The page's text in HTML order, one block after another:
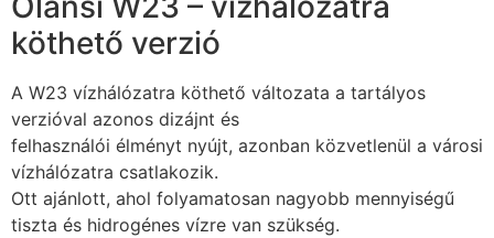
köthető verzió
A W23 vízhálózatra köthető változata a tartályos
verzióval azonos dizájnt és
felhasználói élményt nyújt, azonban közvetlenül a városi
vízhálózatra csatlakozik.
Ott ajánlott, ahol folyamatosan nagyobb mennyiségű
tiszta és hidrogénes vízre van szükség.